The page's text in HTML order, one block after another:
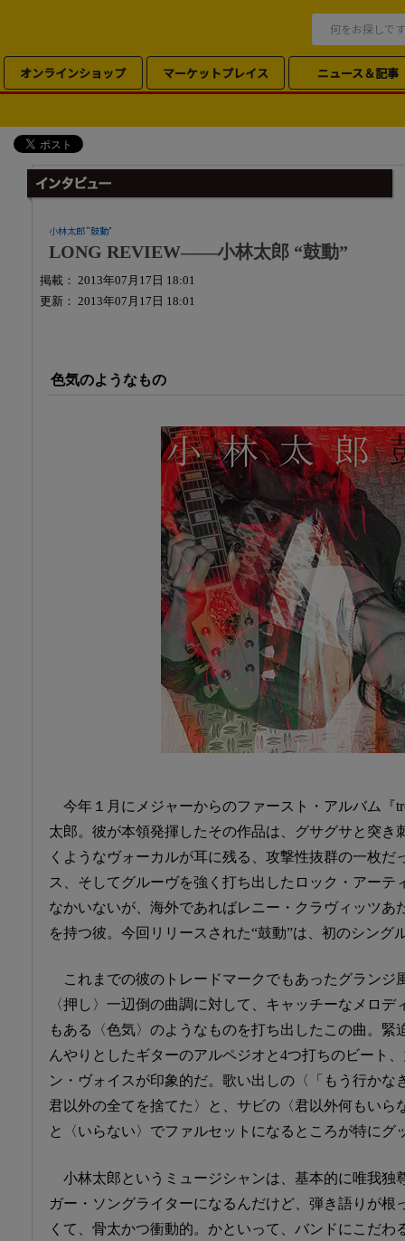
オンラインショップ マーケットプレイス ニュース＆記事
小林太郎 “鼓動”
LONG REVIEW――小林太郎 “鼓動”
掲載： 2013年07月17日 18:01
更新： 2013年07月17日 18:01
色気のようなもの
今年１月にメジャーからのファースト・アルバム『
太郎。彼が本領発揮したその作品は、グサグサと突き
くようなヴォーカルが耳に残る、攻撃性抜群の一枚だ
ス、そしてグルーヴを強く打ち出したロック・アーテ
なかいないが、海外であればレニー・クラヴィッツあ
を持つ彼。今回リリースされた“鼓動”は、初のシング
これまでの彼のトレードマークでもあったグラン
〈押し〉一辺倒の曲調に対して、キャッチーなメロ
もある〈色気〉のようなものを打ち出したこの曲。緊
んやりとしたギターのアルペジオと4つ打ちのビート
ン・ヴォイスが印象的だ。歌い出しの〈「もう行かな
君以外の全てを捨てた〉と、サビの〈君以外何もいら
と〈いらない〉でファルセットになるところが特にグ
小林太郎というミュージシャンは、基本的に唯我独
ガー・ソングライターになるんだけど、弾き語りが根
くて、骨太かつ衝動的。かといって、バンドにこだわ